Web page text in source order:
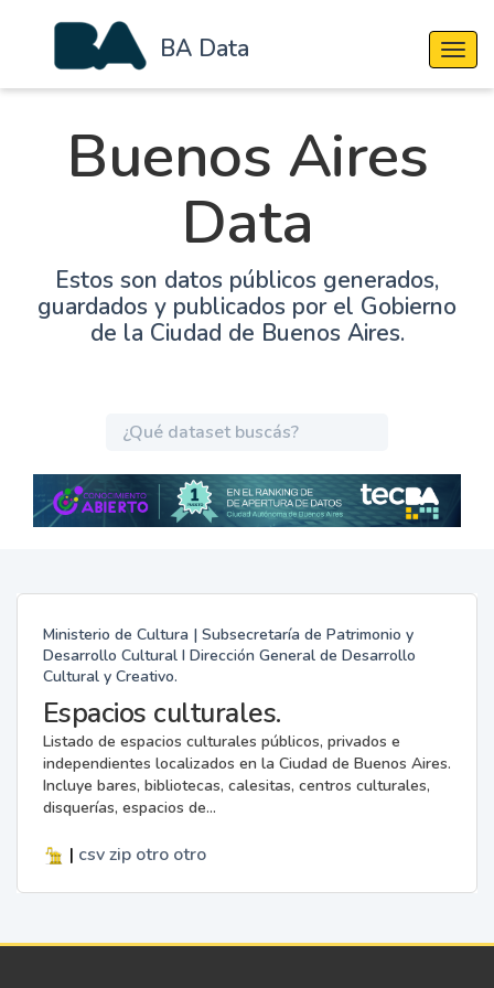
BA Data
Buenos Aires
Data
Estos son datos públicos generados,
guardados y publicados por el Gobierno
de la Ciudad de Buenos Aires.
Ministerio de Cultura | Subsecretaría de Patrimonio y
Desarrollo Cultural I Dirección General de Desarrollo
Cultural y Creativo.
Espacios culturales.
Listado de espacios culturales públicos, privados e
independientes localizados en la Ciudad de Buenos Aires.
Incluye bares, bibliotecas, calesitas, centros culturales,
disquerías, espacios de...
| csv zip otro otro